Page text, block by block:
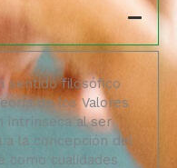
sentido filosófico
de los Valores
intrínseca al ser
a la concepción del
como cualidades